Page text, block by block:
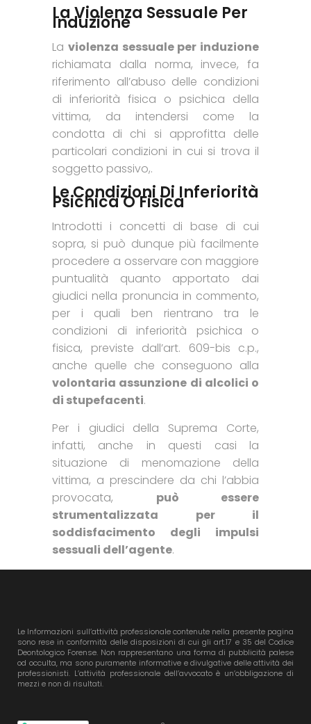
La Violenza Sessuale Per
Induzione
La violenza sessuale per induzione
richiamata dalla norma, invece, fa
riferimento all’abuso delle condizioni
di inferiorità fisica o psichica della
vittima, da intendersi come la
condotta di chi si approfitta delle
particolari condizioni in cui si trova il
soggetto passivo,.
Le Condizioni Di Inferiorità
Psichica O Fisica
Introdotti i concetti di base di cui
sopra, si può dunque più facilmente
procedere a osservare con maggiore
puntualità quanto apportato dai
giudici nella pronuncia in commento,
per i quali ben rientrano tra le
condizioni di inferiorità psichica o
fisica, previste dall’art. 609-bis c.p.,
anche quelle che conseguono alla
volontaria assunzione di alcolici o
di stupefacenti.
Per i giudici della Suprema Corte,
infatti, anche in questi casi la
situazione di menomazione della
vittima, a prescindere da chi l’abbia
provocata, può essere
strumentalizzata per il
soddisfacimento degli impulsi
sessuali dell’agente.
Le Informazioni sull’attività professionale contenute nella presente pagina
sono rese in conformità delle disposizioni di cui gli art.17 e 35 del Codice
Deontologico Forense. Non rappresentano una forma di pubblicità palese
od occulta, ma sono puramente informative e divulgative delle attività dei
professionisti. L’attività professionale dell’avvocato è un’obbligazione di
mezzi e non di risultati.